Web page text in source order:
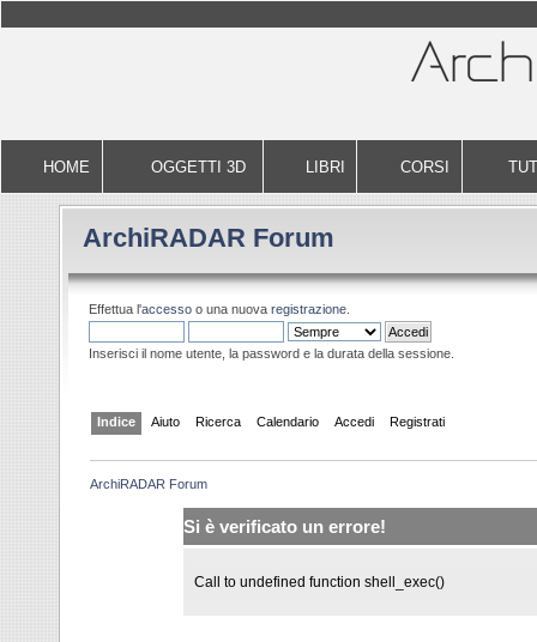
HOME OGGETTI 3D LIBRI CORSI
ArchiRADAR Forum
Effettua l'accesso o una nuova registrazione.
Inserisci il nome utente, la password e la durata della sessione.
Indice Aiuto Ricerca Calendario Accedi Registrati
ArchiRADAR Forum
Si è verificato un errore!
Call to undefined function shell_exec()